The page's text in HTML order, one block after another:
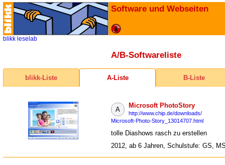
Software und Webseiten
blikk leselab
A/B-Softwareliste
blikk-Liste A-Liste B-Liste
A
Microsoft PhotoStory
http://www.chip.de/downloads/
Microsoft-Photo-Story_13014707.html
tolle Diashows rasch zu erstellen
2012, ab 6 Jahren, Schulstufe: GS,